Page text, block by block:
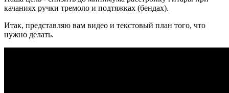
качаниях ручки тремоло и подтяжках (бендах).
Итак, представляю вам видео и текстовый план того, что
нужно делать.